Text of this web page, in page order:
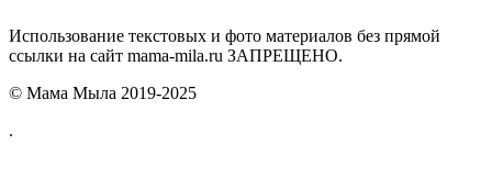
Использование текстовых и фото материалов без прямой
ссылки на сайт mama-mila.ru ЗАПРЕЩЕНО.
© Мама Мыла 2019-2025
.